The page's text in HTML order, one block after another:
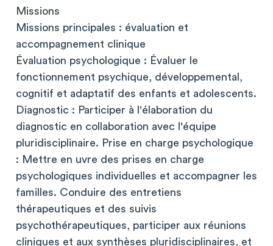
Missions
Missions principales : évaluation et
accompagnement clinique
Évaluation psychologique : Évaluer le
fonctionnement psychique, développemental,
cognitif et adaptatif des enfants et adolescents.
Diagnostic : Participer à l'élaboration du
diagnostic en collaboration avec l'équipe
pluridisciplinaire. Prise en charge psychologique
: Mettre en uvre des prises en charge
psychologiques individuelles et accompagner les
familles. Conduire des entretiens
thérapeutiques et des suivis
psychothérapeutiques, participer aux réunions
cliniques et aux synthèses pluridisciplinaires, et